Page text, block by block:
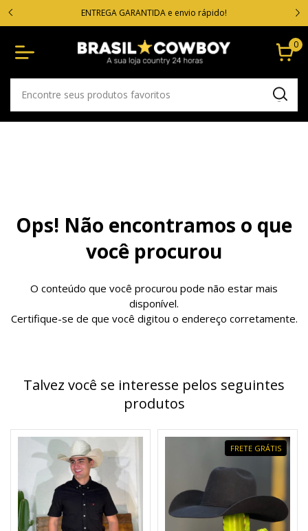
ENTREGA GARANTIDA e envio rápido!
0
Ops! Não encontramos o que
você procurou
O conteúdo que você procurou pode não estar mais
disponível.
Certifique-se de que você digitou o endereço corretamente.
Talvez você se interesse pelos seguintes
produtos
FRETE GRÁTIS